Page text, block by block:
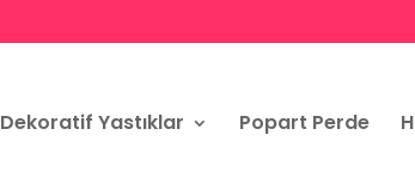
Dekoratif Yastıklar Popart Perde